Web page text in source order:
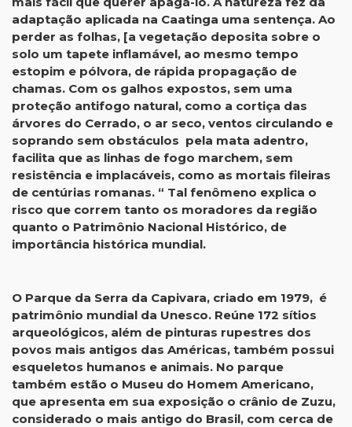
adaptação aplicada na Caatinga uma sentença. Ao
perder as folhas, [a vegetação deposita sobre o
solo um tapete inflamável, ao mesmo tempo
estopim e pólvora, de rápida propagação de
chamas. Com os galhos expostos, sem uma
proteção antifogo natural, como a cortiça das
árvores do Cerrado, o ar seco, ventos circulando e
soprando sem obstáculos pela mata adentro,
facilita que as linhas de fogo marchem, sem
resistência e implacáveis, como as mortais fileiras
de centúrias romanas. “ Tal fenômeno explica o
risco que correm tanto os moradores da região
quanto o Patrimônio Nacional Histórico, de
importância histórica mundial.
O Parque da Serra da Capivara, criado em 1979, é
patrimônio mundial da Unesco. Reúne 172 sítios
arqueológicos, além de pinturas rupestres dos
povos mais antigos das Américas, também possui
esqueletos humanos e animais. No parque
também estão o Museu do Homem Americano,
que apresenta em sua exposição o crânio de Zuzu,
considerado o mais antigo do Brasil, com cerca de